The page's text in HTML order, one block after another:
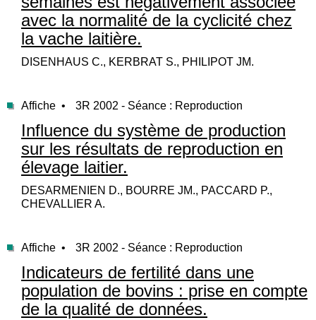
avec la normalité de la cyclicité chez
la vache laitière.
DISENHAUS C., KERBRAT S., PHILIPOT JM.
Affiche • 3R 2002 - Séance : Reproduction
Influence du système de production
sur les résultats de reproduction en
élevage laitier.
DESARMENIEN D., BOURRE JM., PACCARD P.,
CHEVALLIER A.
Affiche • 3R 2002 - Séance : Reproduction
Indicateurs de fertilité dans une
population de bovins : prise en compte
de la qualité de données.